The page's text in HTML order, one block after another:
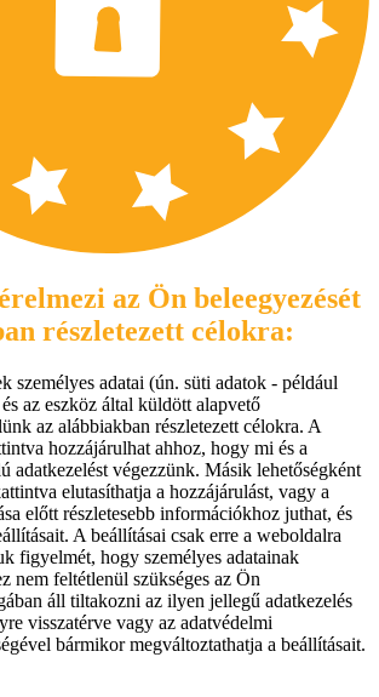
az Ön beleegyezését
részletezett célokra:
személyes adatai (ún. süti adatok - például
az eszköz által küldött alapvető
az alábbiakban részletezett célokra. A
hozzájárulhat ahhoz, hogy mi és a
adatkezelést végezzünk. Másik lehetőségként
elutasíthatja a hozzájárulást, vagy a
előtt részletesebb információkhoz juthat, és
A beállításai csak erre a weboldalra
figyelmét, hogy személyes adatainak
nem feltétlenül szükséges az Ön
áll tiltakozni az ilyen jellegű adatkezelés
visszatérve vagy az adatvédelmi
bármikor megváltoztathatja a beállításait.